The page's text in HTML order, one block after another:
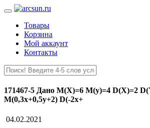
Товары
Корзина
Мой аккаунт
Контакты
171467-5 Дано М(Х)=6 М(у)=4 D(X)=2
М(0,3х+0,5у+2) D(-2x+
04.02.2021